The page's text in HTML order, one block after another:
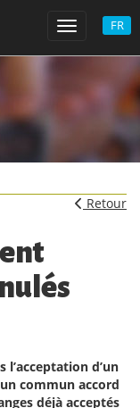
Toggle FR
Retour
l’acceptation d’un
commun accord
déjà acceptés